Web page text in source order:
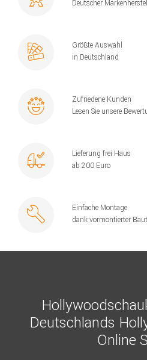
Deutscher
Größte Auswahl
in Deutschland
Zufriedene Kunden
Lesen Sie unsere
Lieferung frei Haus
ab 200 Euro
Einfache Montage
dank vormontierter
Deutschlands
Online